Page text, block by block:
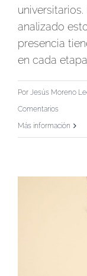
analizado
presencia
en cada
Por Jesús Moreno
Comentarios
Más información